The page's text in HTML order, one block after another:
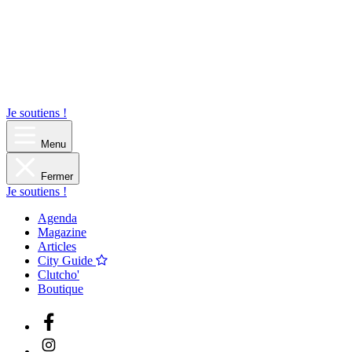
Je soutiens !
Menu
Fermer
Je soutiens !
Agenda
Magazine
Articles
City Guide
Clutcho'
Boutique